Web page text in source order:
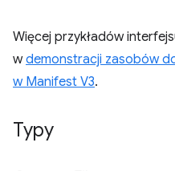
Więcej przykładów
wdemonstracji zasobów
w Manifest V3.
Typy